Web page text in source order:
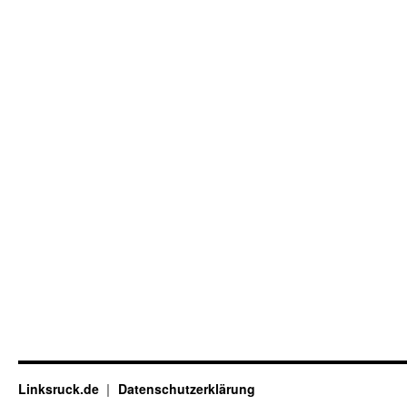
Linksruck.de Datenschutzerklärung